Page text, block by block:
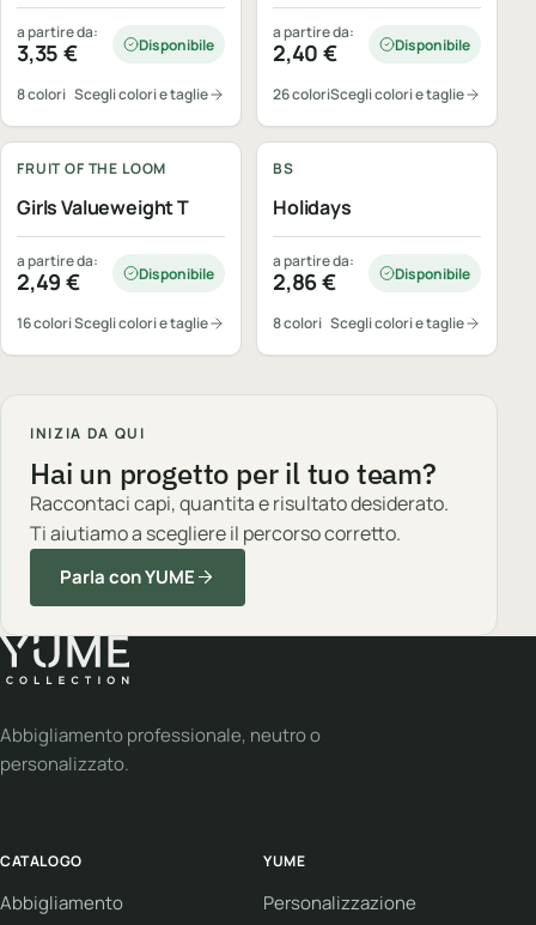
a partire da:
3,35€ Disponibile
8 colori Scegli colori e taglie
a partire da:
2,40€ Disponibile
26 coloriScegli colori e taglie
FRUIT OF THE LOOM
Girls Valueweight T
a partire da:
2,49€ Disponibile
16 coloriScegli colori e taglie
BS
Holidays
a partire da:
2,86€ Disponibile
8 colori Scegli colori e taglie
INIZIA DA QUI
Hai un progetto per il tuo team?
Raccontaci capi, quantita e risultato desiderato.
Ti aiutiamo a scegliere il percorso corretto.
Parla con YUME
Abbigliamento professionale, neutro o
personalizzato.
CATALOGO
Abbigliamento
YUME
Personalizzazione